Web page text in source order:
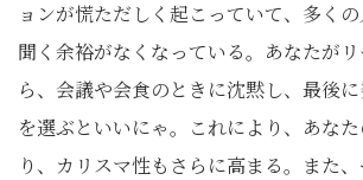
ョンが慌ただしく起こっていて、多く
聞く余裕がなくなっている。あなたが
ら、会議や会食のときに沈黙し、最後
を選ぶといいにゃ。これにより、あな
り、カリスマ性もさらに高まる。また